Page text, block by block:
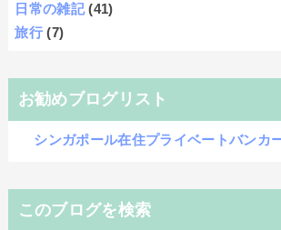
日常の雑記 (41)
旅行 (7)
お勧めブログリスト
シンガポール在住プライベートバンカ
このブログを検索